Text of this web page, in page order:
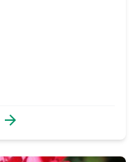
arrow_forward